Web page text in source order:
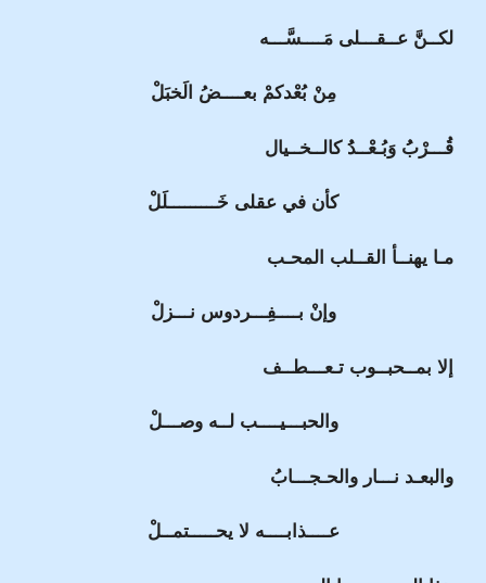
لكــنَّ عــقـــلى مَــــسَّـــه
مِنْ بُعْدكمْ بعــــضُ الَخبَلْ
قُـــرْبُُ وَبُـعْــدُُ كالــخــيال
كأن في عقلى خَـــــــــلَلْ
مـا يهنــأ القــلب المحـب
وإنْ بــــفِـــردوس نـــزلْ
إلا بمــحبــوب تـعـــطــف
والحبـــيــــب لــه وصـــلْ
والبعـد نـــار والحـجـــابُ
عــــذابــــه لا يحـــــتمــلْ